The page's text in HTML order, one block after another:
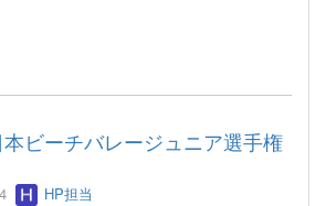
ビーチバレージュニア選手権
HP担当